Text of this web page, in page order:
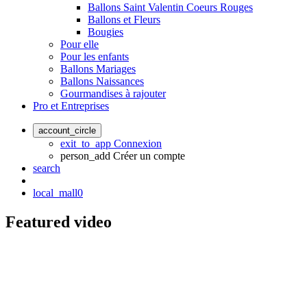
Ballons Saint Valentin Coeurs Rouges
Ballons et Fleurs
Bougies
Pour elle
Pour les enfants
Ballons Mariages
Ballons Naissances
Gourmandises à rajouter
Pro et Entreprises
account_circle
exit_to_app Connexion
person_add Créer un compte
search
local_mall0
Featured video